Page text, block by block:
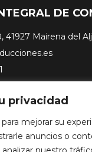
privacidad
mejorar su
anuncios o
DE
41927 Mairena del
PICO